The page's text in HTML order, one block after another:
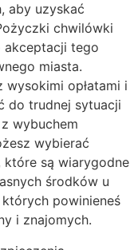
aby uzyskać
chwilówki
akceptacji tego
miasta.
wysokimi opłatami i
do trudnej sytuacji
wybuchem
wybierać
są wiarygodne
środków u
powinieneś
i znajomych.